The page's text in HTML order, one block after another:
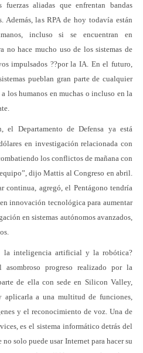
fuerzas aliadas que enfrentan bandas
Además, las RPA de hoy todavía están
incluso si se encuentran en
no hace mucho uso de los sistemas de
impulsados ??por la IA. En el futuro,
pueblan gran parte de cualquier
los humanos en muchas o incluso en la
el Departamento de Defensa ya está
en investigación relacionada con
los conflictos de mañana con
dijo Mattis al Congreso en abril.
continua, agregó, el Pentágono tendría
innovación tecnológica para aumentar
en sistemas autónomos avanzados,
la inteligencia artificial y la robótica?
asombroso progreso realizado por la
de ella con sede en Silicon Valley,
a una multitud de funciones,
y el reconocimiento de voz. Una de
es el sistema informático detrás del
solo puede usar Internet para hacer su